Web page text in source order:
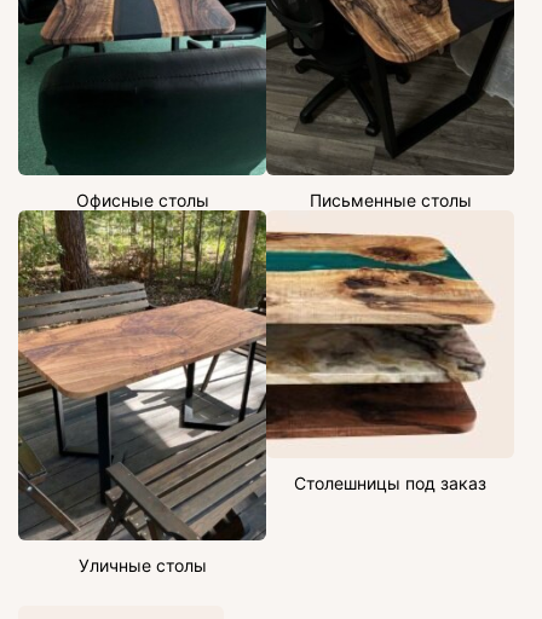
Офисные столы Письменные столы
Уличные столы
Столешницы под заказ